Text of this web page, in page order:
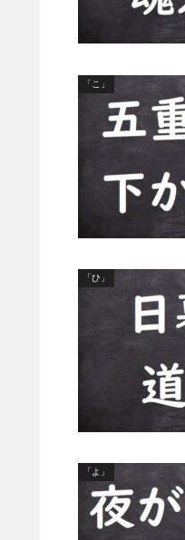
「こ」
「ひ」
「よ」